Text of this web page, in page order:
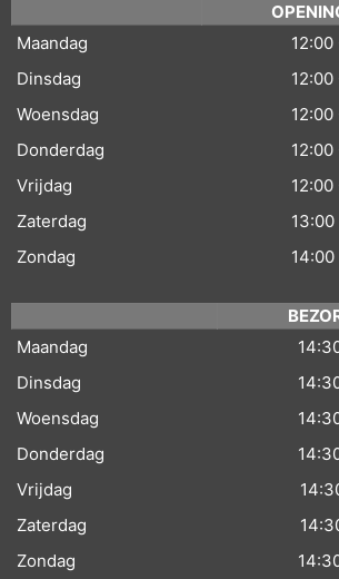
Maandag
Dinsdag
Woensdag
Donderdag
Vrijdag
Zaterdag
Zondag
Maandag
Dinsdag
Woensdag
Donderdag
Vrijdag
Zaterdag
Zondag